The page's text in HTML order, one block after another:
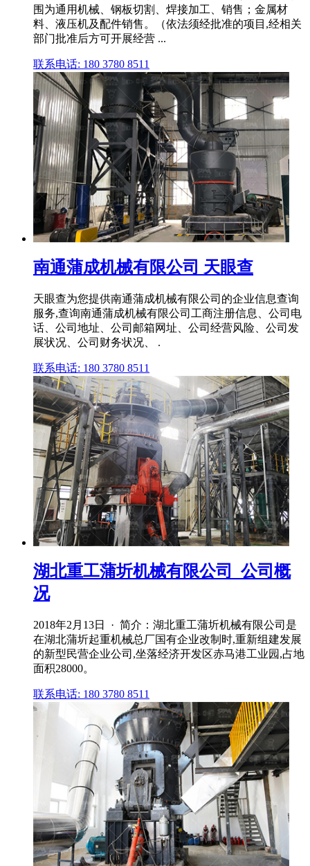
围为通用机械、钢板切割、焊接加工、销售；金属材
料、液压机及配件销售。（依法须经批准的项目,经相关
部门批准后方可开展经营 ...
联系电话: 180 3780 8511
南通蒲成机械有限公司 天眼查
天眼查为您提供南通蒲成机械有限公司的企业信息查询
服务,查询南通蒲成机械有限公司工商注册信息、公司电
话、公司地址、公司邮箱网址、公司经营风险、公司发
展状况、公司财务状况、 .
联系电话: 180 3780 8511
湖北重工蒲圻机械有限公司_公司概
况
2018年2月13日 · 简介：湖北重工蒲圻机械有限公司是
在湖北蒲圻起重机械总厂国有企业改制时,重新组建发展
的新型民营企业公司,坐落经济开发区赤马港工业园,占地
面积28000。
联系电话: 180 3780 8511